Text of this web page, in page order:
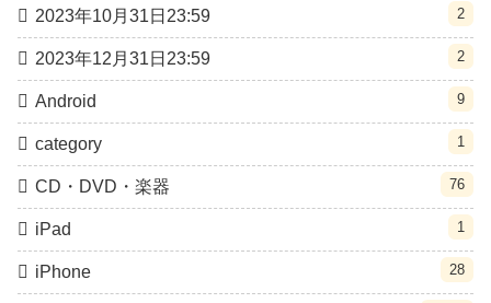
2023年10月31日23:59 2
2023年12月31日23:59 2
Android 9
category 1
CD・DVD・楽器 76
iPad 1
iPhone 28